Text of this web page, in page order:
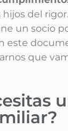
del
un socio
este
que